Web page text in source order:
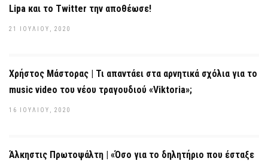
Lipa και το Twitter την αποθέωσε!
21 ΙΟΥΛΊΟΥ, 2020
Χρήστος Μάστορας | Τι απαντάει στα αρνητικά σχόλια για το
music video του νέου τραγουδιού «Viktoria»;
16 ΙΟΥΛΊΟΥ, 2020
Άλκηστις Πρωτοψάλτη | «Όσο για το δηλητήριο που έσταξε